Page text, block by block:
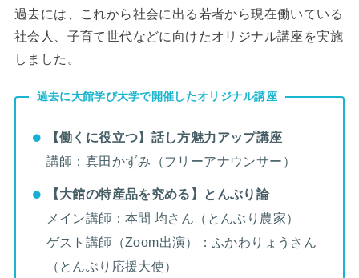
過去には、これから社会に出る若者から現在働いている
社会人、子育て世代などに向けたオリジナル講座を実施
しました。
過去に大館学び大学で開催したオリジナル講座
【働くに役立つ】話し方魅力アップ講座
講師：真田かずみ（フリーアナウンサー）
【大館の特産品を究める】とんぶり論
メイン講師：本間 均さん（とんぶり農家）
ゲスト講師（Zoom出演）：ふかわりょうさん
（とんぶり応援大使）